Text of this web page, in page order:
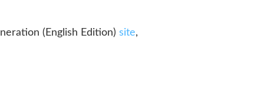
(English Edition) site,